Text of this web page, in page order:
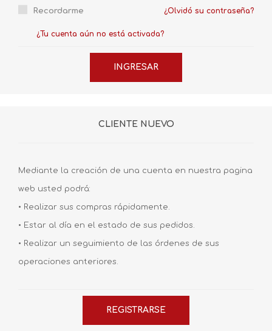
Recordarme ¿Olvidó su contraseña?
¿Tu cuenta aún no está activada?
CLIENTE NUEVO
Mediante la creación de una cuenta en nuestra pagina
web usted podrá:
• Realizar sus compras rápidamente.
• Estar al día en el estado de sus pedidos.
• Realizar un seguimiento de las órdenes de sus
operaciones anteriores.